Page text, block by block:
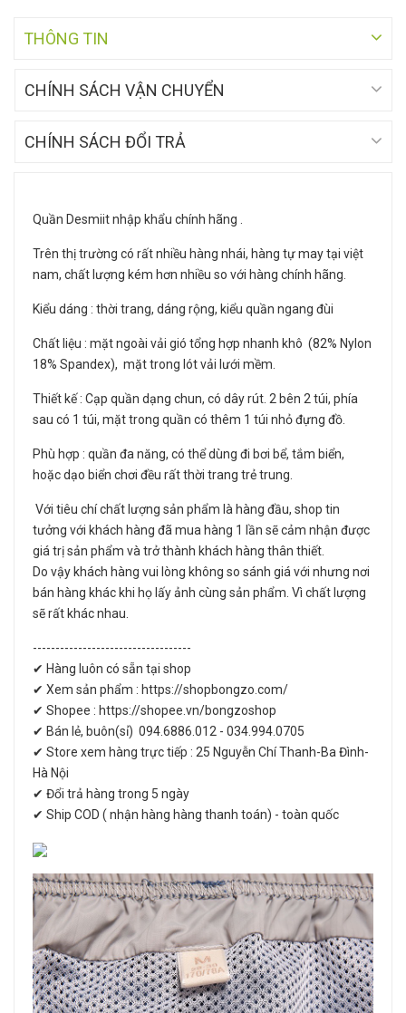
THÔNG TIN
CHÍNH SÁCH VẬN CHUYỂN
CHÍNH SÁCH ĐỔI TRẢ
Quần Desmiit nhập khẩu chính hãng .
Trên thị trường có rất nhiều hàng nhái, hàng tự may tại việt
nam, chất lượng kém hơn nhiều so với hàng chính hãng.
Kiểu dáng : thời trang, dáng rộng, kiểu quần ngang đùi
Chất liệu : mặt ngoài vải gió tổng hợp nhanh khô (82% Nylon
18% Spandex), mặt trong lót vải lưới mềm.
Thiết kế : Cạp quần dạng chun, có dây rút. 2 bên 2 túi, phía
sau có 1 túi, mặt trong quần có thêm 1 túi nhỏ đựng đồ.
Phù hợp : quần đa năng, có thể dùng đi bơi bể, tắm biển,
hoặc dạo biển chơi đều rất thời trang trẻ trung.
Với tiêu chí chất lượng sản phẩm là hàng đầu, shop tin
tưởng với khách hàng đã mua hàng 1 lần sẽ cảm nhận được
giá trị sản phẩm và trở thành khách hàng thân thiết.
Do vậy khách hàng vui lòng không so sánh giá với nhưng nơi
bán hàng khác khi họ lấy ảnh cùng sản phẩm. Vì chất lượng
sẽ rất khác nhau.
-----------------------------------
✔ Hàng luôn có sẵn tại shop
✔ Xem sản phẩm : https://shopbongzo.com/
✔ Shopee : https://shopee.vn/bongzoshop
✔ Bán lẻ, buôn(sỉ) 094.6886.012 - 034.994.0705
✔ Store xem hàng trực tiếp : 25 Nguyễn Chí Thanh-Ba Đình-
Hà Nội
✔ Đổi trả hàng trong 5 ngày
✔ Ship COD ( nhận hàng hàng thanh toán) - toàn quốc